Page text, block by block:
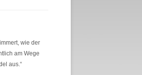
wie der
am Wege
aus.“